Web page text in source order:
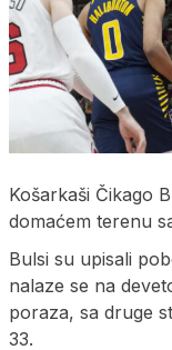
Košarkaši Čikago
domaćem terenu
Bulsi su upisali
nalaze se na
poraza, sa druge
33.